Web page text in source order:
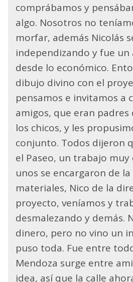
comprábamos y
algo. Nosotros no
morfar, además Nicolás
independizando y fue
desde lo económico.
dibujo divino con el
pensamos e invitamos a
amigos, que eran padres
los chicos, y les
conjunto. Todos dijeron
el Paseo, un trabajo
unos se encargaron de
materiales, Nico de la
proyecto, veníamos y
desmalezando y demás.
dinero, pero no vino un
puso toda. Fue entre
Mendoza surge entre
idea, así que la calle